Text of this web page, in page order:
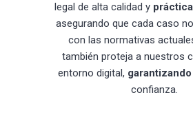
legal de alta calidad y
asegurando que cada caso
con las normativas
también proteja a nuestros
entorno digital,
confianza.